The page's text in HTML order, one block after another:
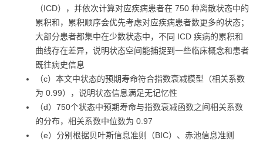
（ICD），并依次计算对应疾病患者在 750 种离散状态中的
累积和，累积顺序会优先考虑对应疾病患者数更多的状态；
大部分患者都集中在少数状态中，不同 ICD 疾病的累积和
曲线存在差异，说明状态空间能捕捉到一些临床概念和患者
既往病史信息
（c）本文中状态的预期寿命符合指数衰减模型（相关系数
为 0.99），说明状态信息满足无记忆性
（d）750个状态中预期寿命与指数衰减函数之间相关系数
的分布，相关系数中位数为 0.97
（e）分别根据贝叶斯信息准则（BIC）、赤池信息准则